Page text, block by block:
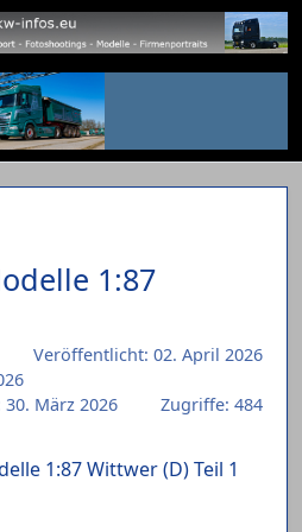
1:87
Veröffentlicht: 02. April 2026
März 2026
Zugriffe: 484
1:87 Wittwer (D) Teil 1